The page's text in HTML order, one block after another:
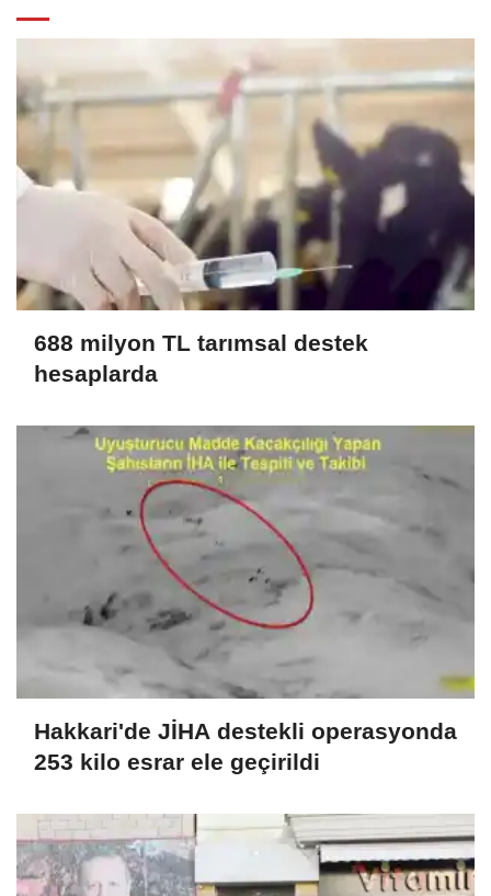
688 milyon TL tarımsal destek
hesaplarda
Hakkari'de JİHA destekli operasyonda
253 kilo esrar ele geçirildi